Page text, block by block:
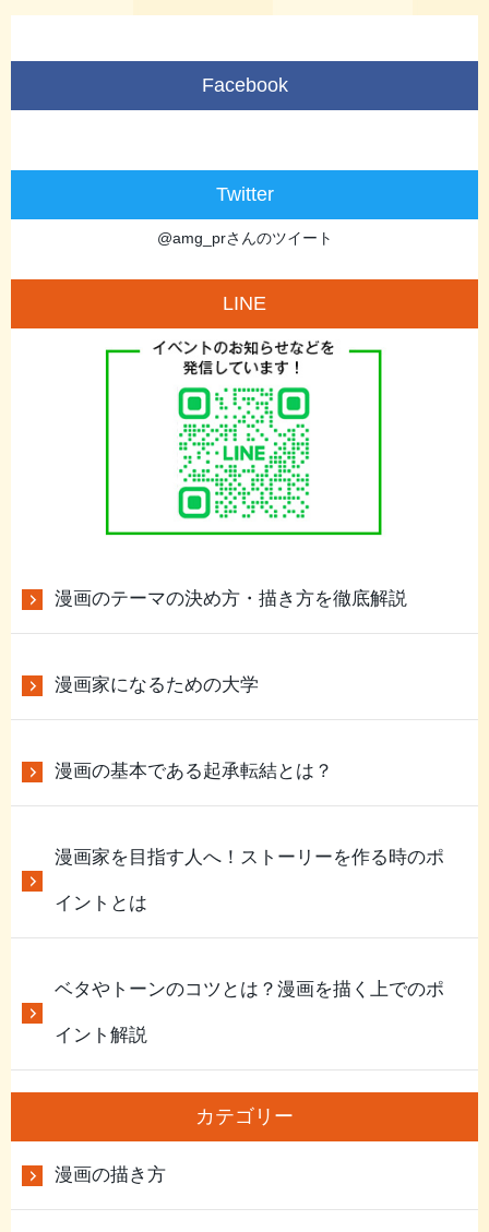
Facebook
Twitter
@amg_prさんのツイート
LINE
漫画のテーマの決め方・描き方を徹底解説
漫画家になるための大学
漫画の基本である起承転結とは？
漫画家を目指す人へ！ストーリーを作る時のポ
イントとは
ベタやトーンのコツとは？漫画を描く上でのポ
イント解説
カテゴリー
漫画の描き方